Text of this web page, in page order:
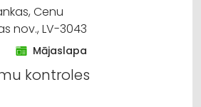
Cenu
nov., LV-3043
Mājaslapa
kontroles